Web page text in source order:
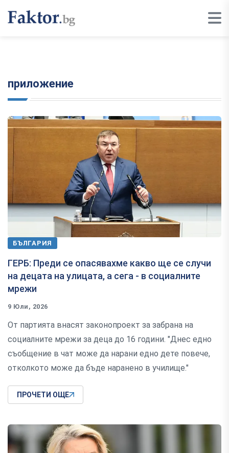
приложение
БЪЛГАРИЯ
ГЕРБ: Преди се опасявахме какво ще се случи
на децата на улицата, а сега - в социалните
мрежи
9 Юли, 2026
От партията внасят законопроект за забрана на
социалните мрежи за деца до 16 години. "Днес едно
съобщение в чат може да нарани едно дете повече,
отколкото може да бъде наранено в училище."
ПРОЧЕТИ ОЩЕ